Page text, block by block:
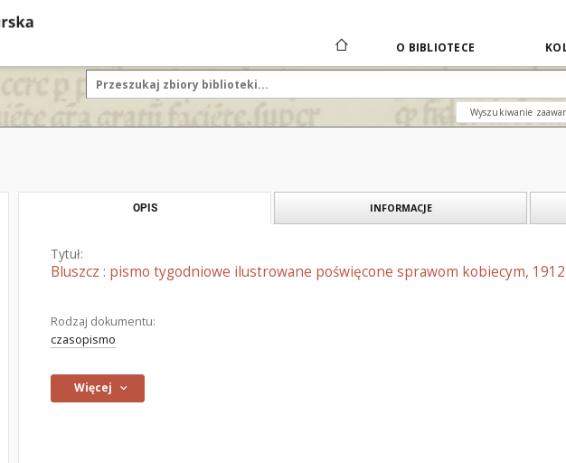
O BIBLIOTECE
Wyszukiwanie
OPIS INFORMACJE
Tytuł:
Bluszcz : pismo tygodniowe ilustrowane poświęcone sprawom kobiecym,
Rodzaj dokumentu:
czasopismo
Więcej